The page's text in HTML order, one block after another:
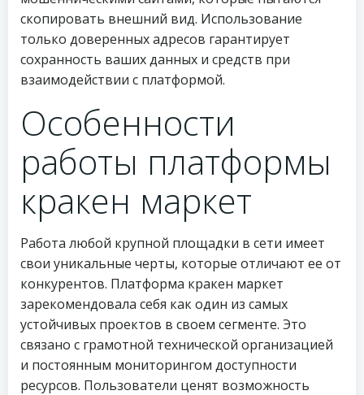
скопировать внешний вид. Использование
только доверенных адресов гарантирует
сохранность ваших данных и средств при
взаимодействии с платформой.
Особенности
работы платформы
кракен маркет
Работа любой крупной площадки в сети имеет
свои уникальные черты, которые отличают ее от
конкурентов. Платформа кракен маркет
зарекомендовала себя как один из самых
устойчивых проектов в своем сегменте. Это
связано с грамотной технической организацией
и постоянным мониторингом доступности
ресурсов. Пользователи ценят возможность